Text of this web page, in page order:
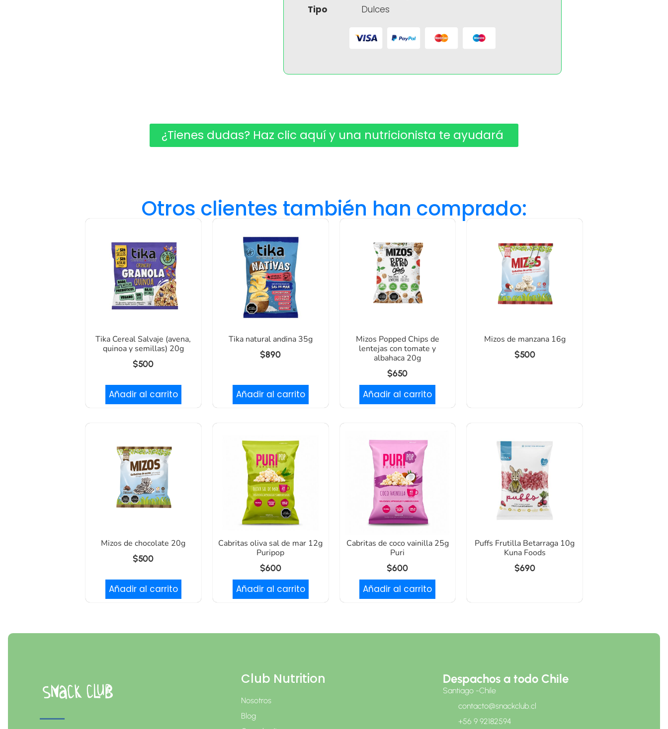
Tipo
Dulces
¿Tienes dudas? Haz clic aquí y una nutricionista te ayudará ​
Otros clientes también han comprado:
Tika Cereal Salvaje (avena,
quinoa y semillas) 20g
$500
Añadir al carrito
Tika natural andina 35g
$890
Añadir al carrito
Mizos Popped Chips de
lentejas con tomate y
albahaca 20g
$650
Añadir al carrito
Mizos de manzana 16g
$500
Mizos de chocolate 20g
$500
Añadir al carrito
Cabritas oliva sal de mar 12g
Puripop
$600
Añadir al carrito
Cabritas de coco vainilla 25g
Puri
$600
Añadir al carrito
Puffs Frutilla Betarraga 10g
Kuna Foods
$690
Club Nutrition
Nosotros
Blog
Despachos a todo Chile
Santiago -Chile
contacto@snackclub.cl
+56 9 92182594